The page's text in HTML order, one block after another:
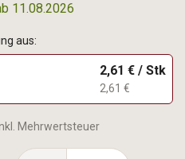
11.08.2026
aus:
2,61 € / Stk
2,61 €
Mehrwertsteuer